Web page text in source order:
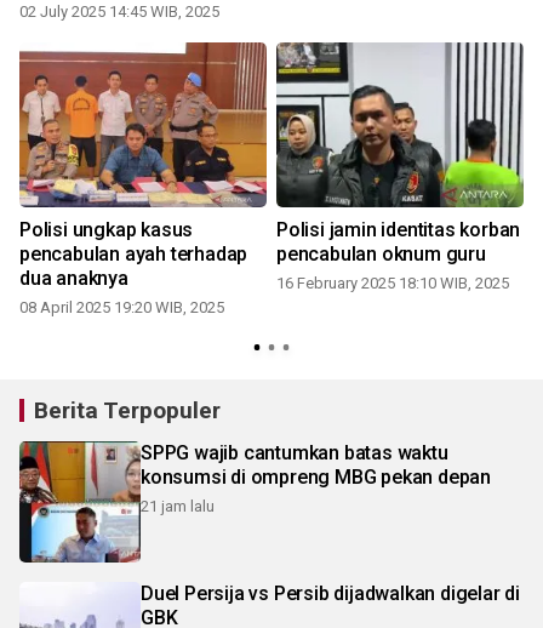
02 July 2025 14:45 WIB, 2025
Polisi ungkap kasus
pencabulan ayah terhadap
dua anaknya
08 April 2025 19:20 WIB, 2025
Polisi jamin identitas korban
pencabulan oknum guru
16 February 2025 18:10 WIB, 2025
Berita Terpopuler
SPPG wajib cantumkan batas waktu
konsumsi di ompreng MBG pekan depan
21 jam lalu
Duel Persija vs Persib dijadwalkan digelar di
GBK